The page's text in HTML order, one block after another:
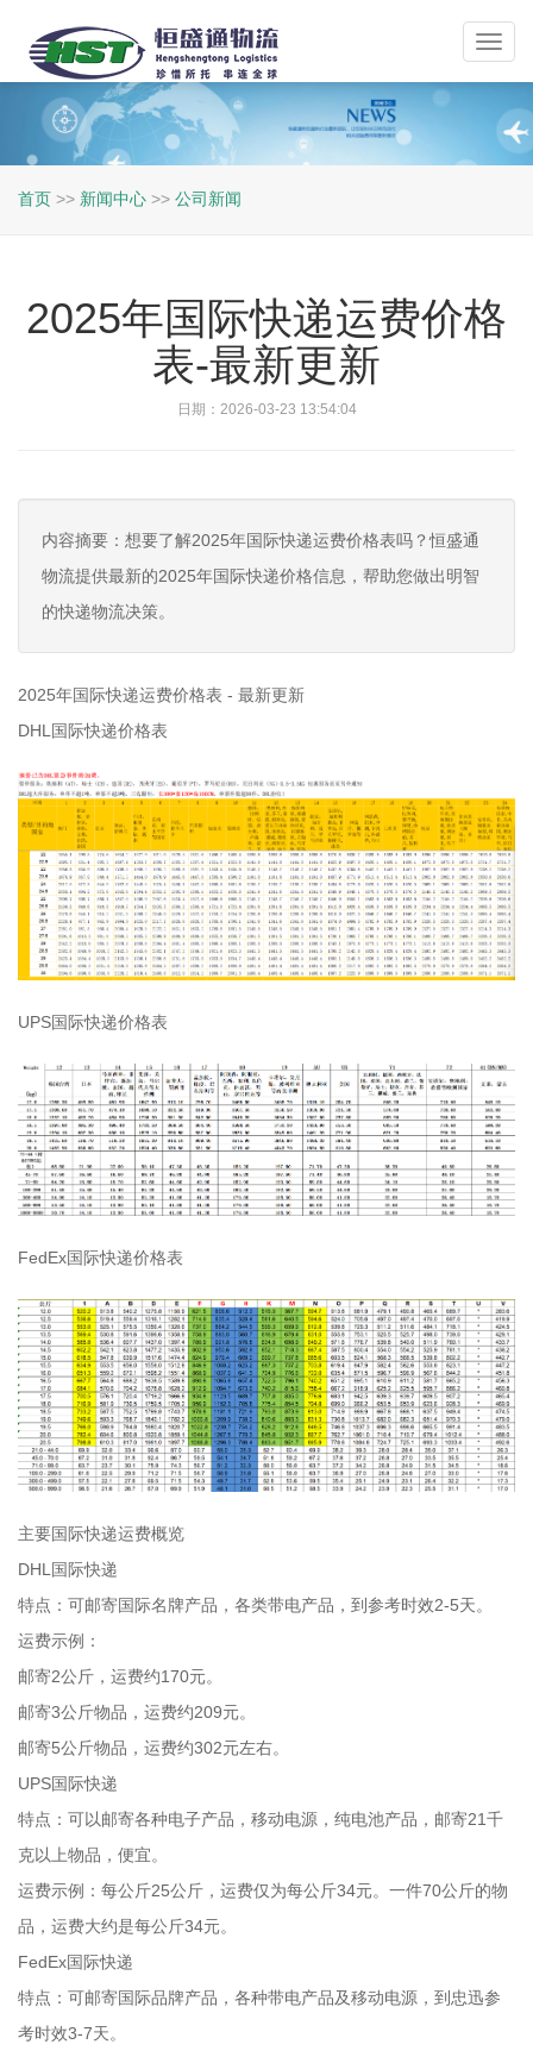
首页 >> 新闻中心 >> 公司新闻
2025年国际快递运费价格
表-最新更新
日期：2026-03-23 13:54:04
内容摘要：想要了解2025年国际快递运费价格表吗？恒盛通
物流提供最新的2025年国际快递价格信息，帮助您做出明智
的快递物流决策。
2025年国际快递运费价格表 - 最新更新
DHL国际快递价格表
UPS国际快递价格表
FedEx国际快递价格表
主要国际快递运费概览
DHL国际快递
特点：可邮寄国际名牌产品，各类带电产品，到参考时效2-5天。
运费示例：
邮寄2公斤，运费约170元。
邮寄3公斤物品，运费约209元。
邮寄5公斤物品，运费约302元左右。
UPS国际快递
特点：可以邮寄各种电子产品，移动电源，纯电池产品，邮寄21千
克以上物品，便宜。
运费示例：每公斤25公斤，运费仅为每公斤34元。一件70公斤的物
品，运费大约是每公斤34元。
FedEx国际快递
特点：可邮寄国际品牌产品，各种带电产品及移动电源，到忠迅参
考时效3-7天。